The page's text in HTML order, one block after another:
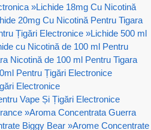
»Lichide 18mg Cu Nicotină
20mg Cu Nicotină Pentru Tigara
Țigări Electronice »Lichide 500 ml
cu Nicotină de 100 ml Pentru
Nicotină de 100 ml Pentru Tigara
Pentru Țigări Electronice
Electronice
Vape Și Țigări Electronice
»Aroma Concentrata Guerra
Biggy Bear »Arome Concentrate